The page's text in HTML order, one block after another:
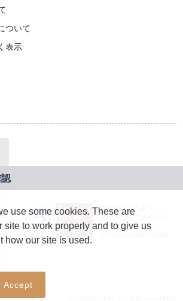
ついて
表示
JASRAC許諾番号：
9024936001Y45037
JASRAC許諾番号：
use some cookies. These are
site to work properly and to give us
how our site is used.
Accept